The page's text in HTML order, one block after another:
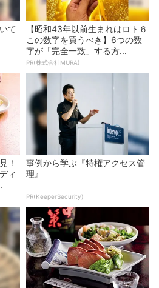
て
【昭和43年以前生まれはロト６
この数字を買うべき】6つの数
字が「完全一致」する方...
PR(株式会社MURA)
！
ィ
事例から学ぶ『特権アクセス管
理』
PR(KeeperSecurity)